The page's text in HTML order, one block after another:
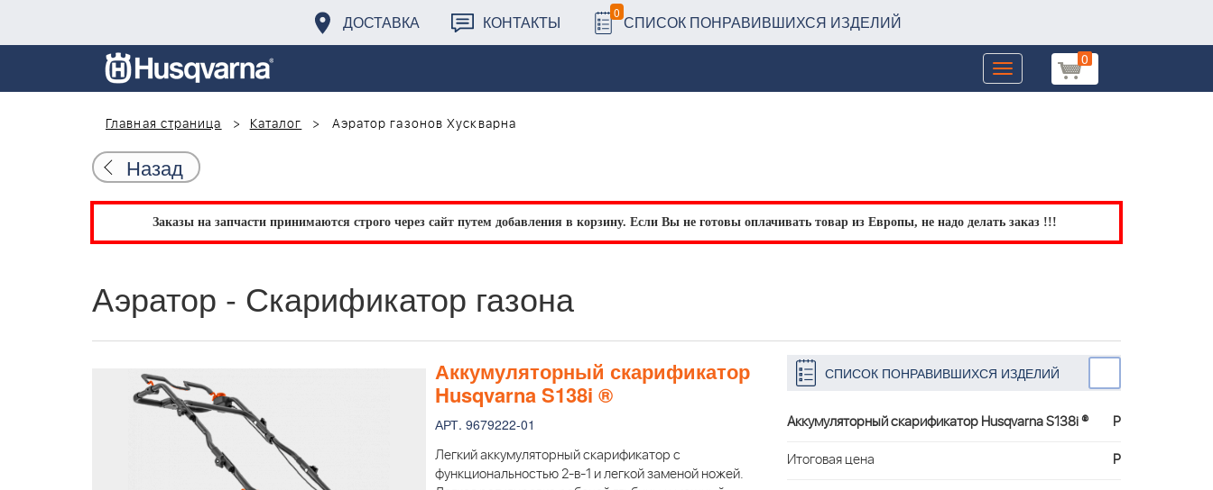
ДОСТАВКА КОНТАКТЫ 0 СПИСОК ПОНРАВИВШИХСЯ ИЗДЕЛИЙ
0
Toggle
navigation
Главная страница
Каталог Аэратор газонов Хускварна
Назад
Заказы на запчасти принимаются строго через сайт путем добавления в корзину. Если Вы не готовы оплачивать товар из Европы, не надо делать заказ !!!
Аэратор - Скарификатор газона
Аккумуляторный скарификатор
Husqvarna S138i ®
АРТ. 9679222-01
Легкий аккумуляторный скарификатор с
функциональностью 2-в-1 и легкой заменой ножей.
СПИСОК ПОНРАВИВШИХСЯ ИЗДЕЛИЙ
Аккумуляторный скарификатор Husqvarna S138i ®
Р
Итоговая цена
Р